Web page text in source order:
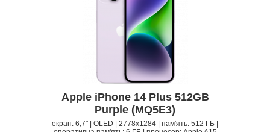
Apple iPhone 14 Plus 512GB
Purple (MQ5E3)
екран: 6,7" | OLED | 2778x1284 | пам'ять: 512 ГБ |